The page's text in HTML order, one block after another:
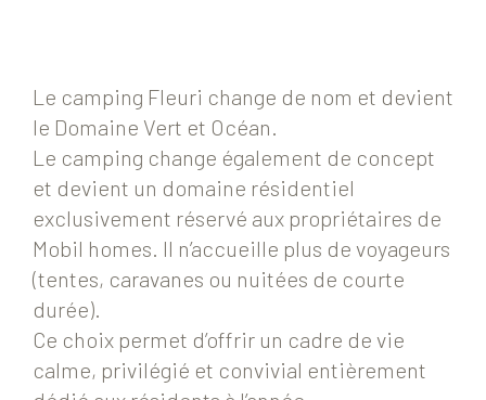
Le camping Fleuri change de nom et devient
le Domaine Vert et Océan.
Le camping change également de concept
et devient un domaine résidentiel
exclusivement réservé aux propriétaires de
Mobil homes. Il n’accueille plus de voyageurs
(tentes, caravanes ou nuitées de courte
durée).
Ce choix permet d’offrir un cadre de vie
calme, privilégié et convivial entièrement